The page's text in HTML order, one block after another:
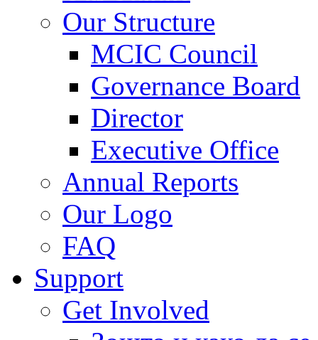
Our Structure
MCIC Council
Governance Board
Director
Executive Office
Annual Reports
Our Logo
FAQ
Support
Get Involved